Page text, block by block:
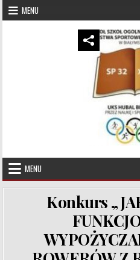
Skip to content
MENU
UKS Hubal
MENU
Konkurs